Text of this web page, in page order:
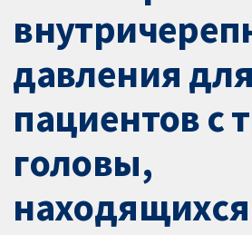
давления для
пациентов с
головы,